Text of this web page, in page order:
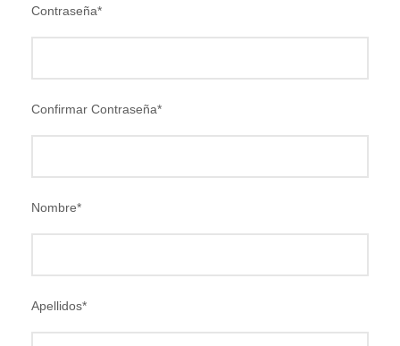
Contraseña*
Confirmar Contraseña*
Nombre*
Apellidos*